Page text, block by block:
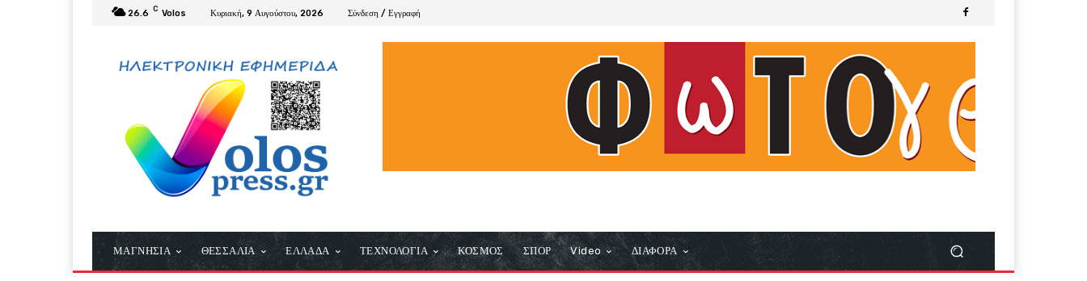
26.6 C Volos Κυριακή, 9 Αυγούστου, 2026 Σύνδεση / Εγγραφή
ΜΑΓΝΗΣΙΑ ΘΕΣΣΑΛΙΑ ΕΛΛΑΔΑ ΤΕΧΝΟΛΟΓΙΑ ΚΟΣΜΟΣ ΣΠΟΡ Video ΔΙΑΦΟΡΑ